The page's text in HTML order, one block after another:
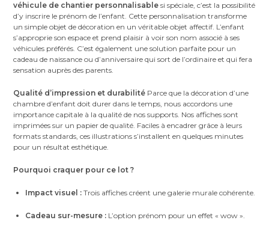
véhicule de chantier personnalisable si spéciale, c’est la possibilité
d’y inscrire le prénom de l’enfant. Cette personnalisation transforme
un simple objet de décoration en un véritable objet affectif. L’enfant
s’approprie son espace et prend plaisir à voir son nom associé à ses
véhicules préférés. C’est également une solution parfaite pour un
cadeau de naissance ou d’anniversaire qui sort de l’ordinaire et qui fera
sensation auprès des parents.
Qualité d’impression et durabilité Parce que la décoration d’une
chambre d’enfant doit durer dans le temps, nous accordons une
importance capitale à la qualité de nos supports. Nos affiches sont
imprimées sur un papier de qualité. Faciles à encadrer grâce à leurs
formats standards, ces illustrations s’installent en quelques minutes
pour un résultat esthétique.
Pourquoi craquer pour ce lot ?
Impact visuel : Trois affiches créent une galerie murale cohérente.
Cadeau sur-mesure : L’option prénom pour un effet « wow ».